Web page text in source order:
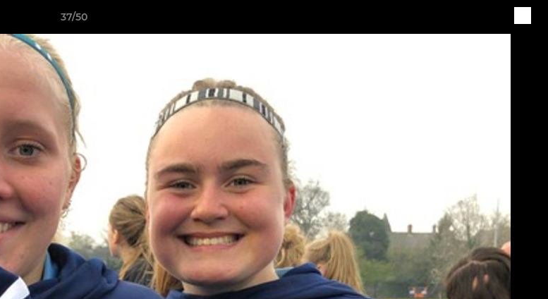
37/50